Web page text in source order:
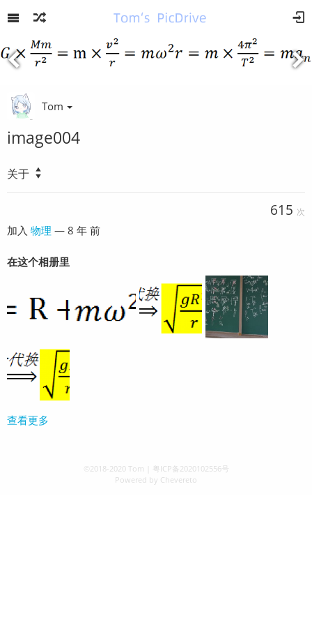
Tom
image004
关于
615 次
加入 物理 — 8 年 前
在这个相册里
查看更多
©2018-2020 Tom
粤ICP备2020102556号
Powered by Chevereto